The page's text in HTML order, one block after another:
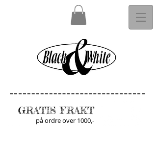
GRATIS FRAKT
på ordre over 1000,-